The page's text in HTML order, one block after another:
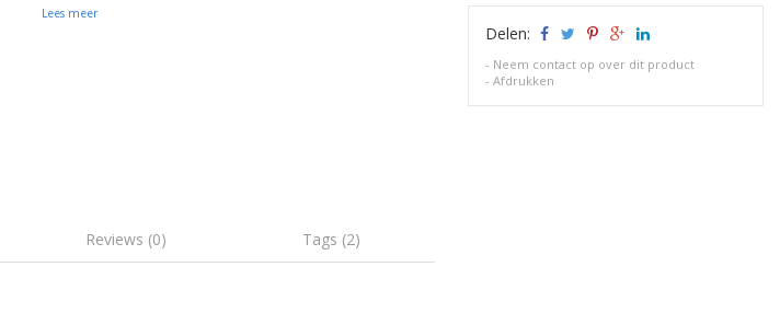
Lees meer
Reviews (0) Tags (2)
Delen:
- Neem contact op over dit product
-Afdrukken